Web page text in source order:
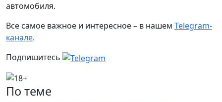
автомобиля.
Все самое важное и интересное – в нашем Telegram-
канале.
Подпишитесь
По теме